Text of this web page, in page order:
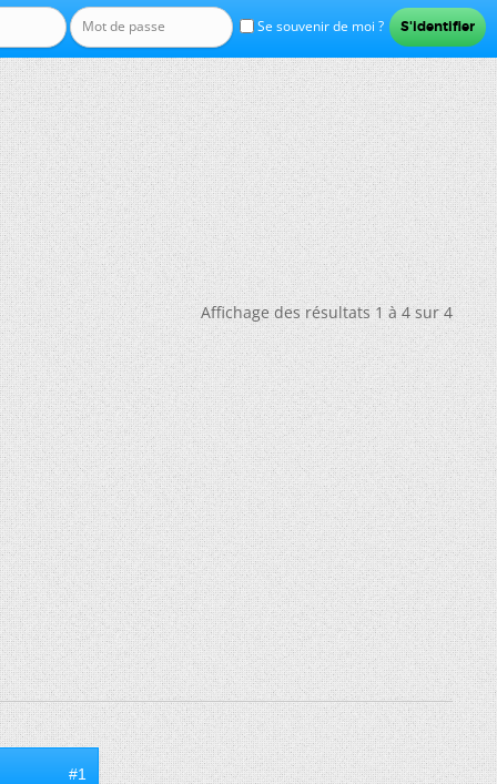
Se souvenir de moi ?
Affichage des résultats 1 à 4 sur 4
#1